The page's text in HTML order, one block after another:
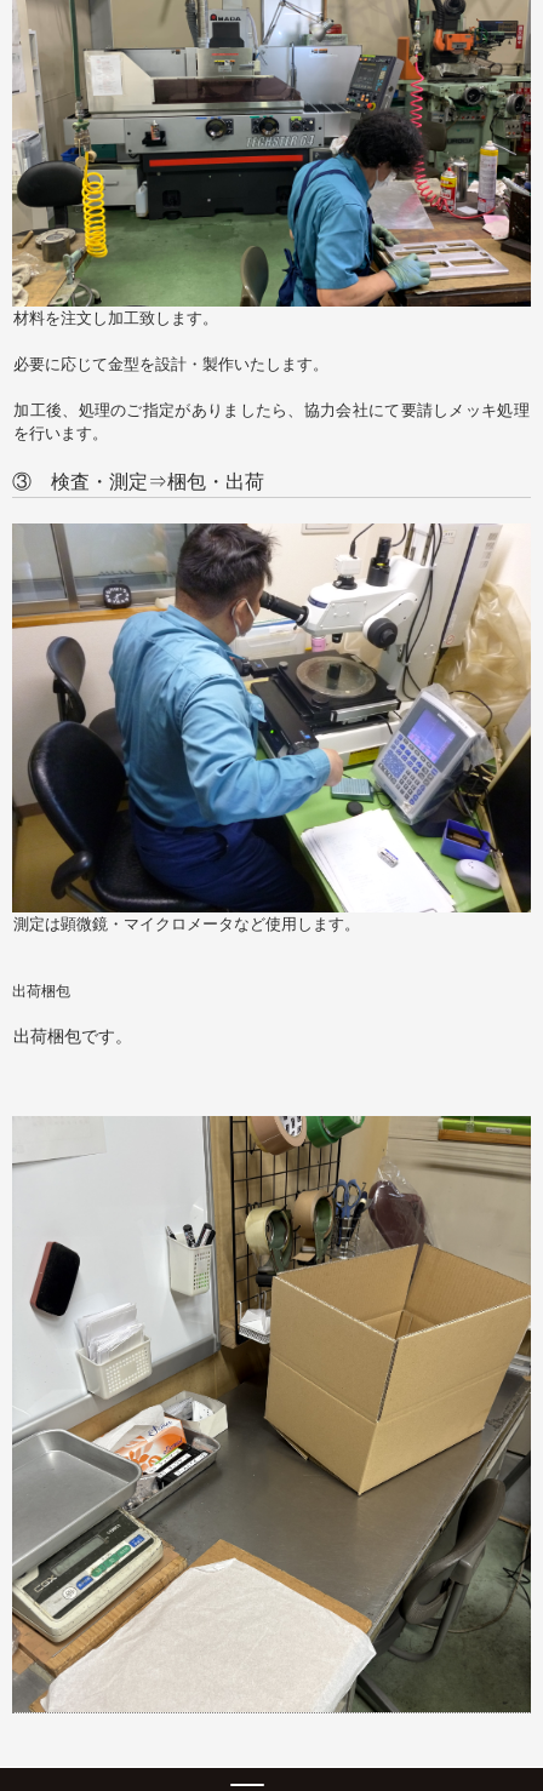
材料を注文し加工致します。
必要に応じて金型を設計・製作いたします。
加工後、処理のご指定がありましたら、協力会社にて要請しメッキ処理
を行います。
③ 検査・測定⇒梱包・出荷
測定は顕微鏡・マイクロメータなど使用します。
出荷梱包
出荷梱包です。